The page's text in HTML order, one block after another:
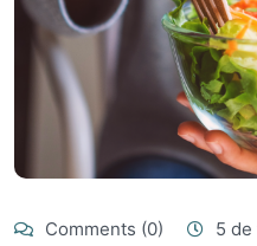
Comments (0)
5